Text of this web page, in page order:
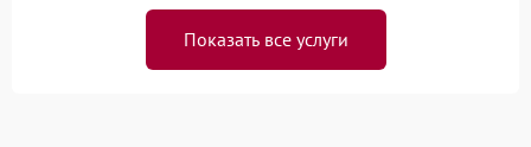
Показать все услуги